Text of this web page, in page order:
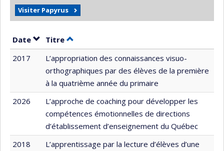
Visiter Papyrus
Date Trier par date en ordre décroissant
Titre Trier par titre en ordre décroissant
2017
L’appropriation des connaissances visuo-
orthographiques par des élèves de la première
à la quatrième année du primaire
2026
L’approche de coaching pour développer les
compétences émotionnelles de directions
d’établissement d’enseignement du Québec
2018
L’apprentissage par la lecture d’élèves d’une